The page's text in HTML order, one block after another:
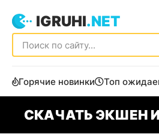
IGRUHI.NET
Горячие новинки Топ
СКАЧАТЬ ЭКШЕН